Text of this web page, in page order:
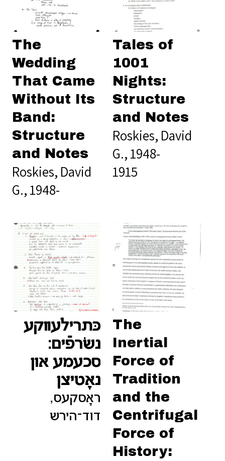
The
Wedding
That Came
Without Its
Band:
Structure
and Notes
Roskies, David
G., 1948-
Tales of
1001
Nights:
Structure
and Notes
Roskies, David
G., 1948-
1915
כּתרילעװקע
נשׂרפֿים:
סכעמע און
נאָטיצן
ראָסקעס,
דוד־הירש
The
Inertial
Force of
Tradition
and the
Centrifugal
Force of
History: